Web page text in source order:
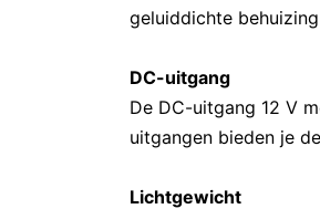
geluiddichte
DC-uitgang
De DC-uitgang 12 V
uitgangen bieden je
Lichtgewicht